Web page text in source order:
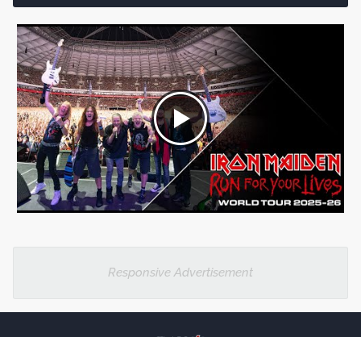
Responsive Advertisement